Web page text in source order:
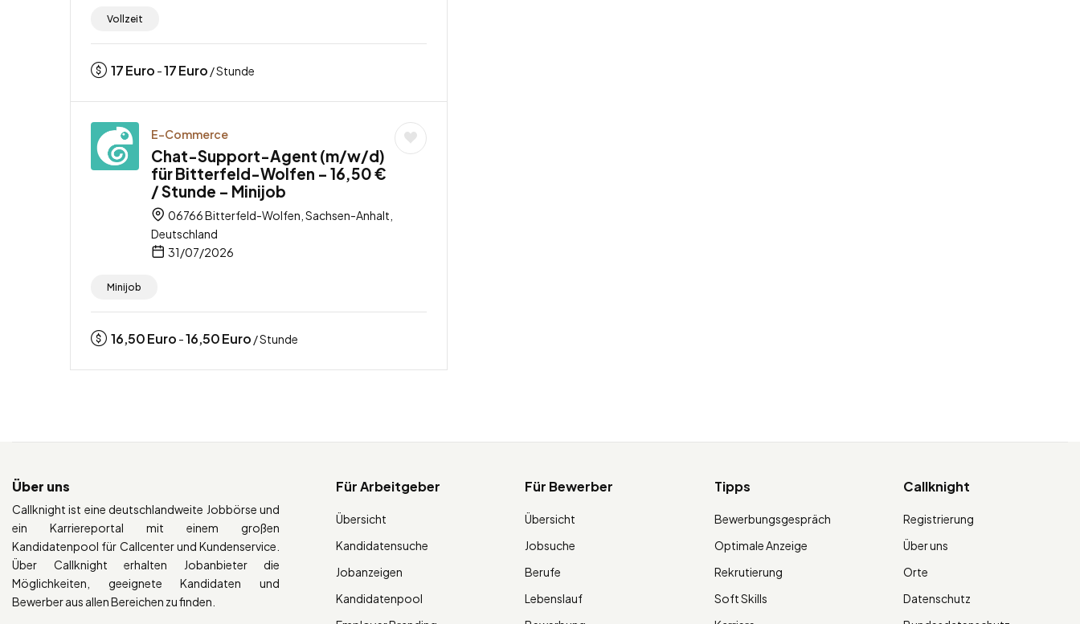
Vollzeit
17Euro -17Euro / Stunde
E-Commerce
Chat-Support-Agent (m/w/d)
für Bitterfeld-Wolfen – 16,50 €
/ Stunde – Minijob
06766 Bitterfeld-Wolfen, Sachsen-Anhalt,
Deutschland
31/07/2026
Minijob
16,50Euro -16,50Euro / Stunde
Über uns
Callknight ist eine deutschlandweite Jobbörse und
ein Karriereportal mit einem großen
Kandidatenpool für Callcenter und Kundenservice.
Über Callknight erhalten Jobanbieter die
Möglichkeiten, geeignete Kandidaten und
Bewerber aus allen Bereichen zu finden.
Für Arbeitgeber
Übersicht
Kandidatensuche
Jobanzeigen
Kandidatenpool
Für Bewerber
Übersicht
Jobsuche
Berufe
Lebenslauf
Tipps
Bewerbungsgespräch
Optimale Anzeige
Rekrutierung
Soft Skills
Callknight
Registrierung
Über uns
Orte
Datenschutz